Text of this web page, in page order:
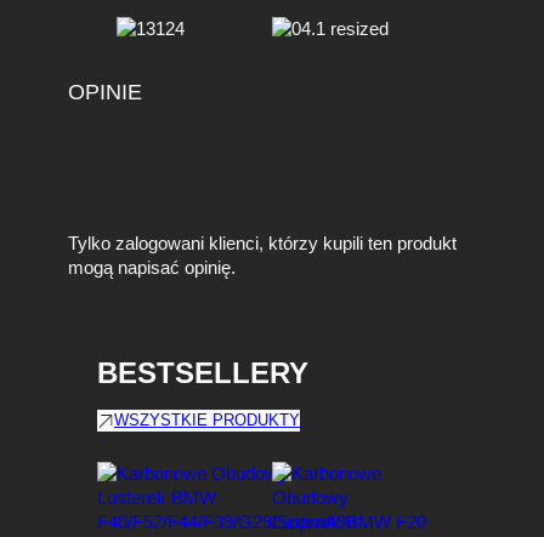
OPINIE
Tylko zalogowani klienci, którzy kupili ten produkt
mogą napisać opinię.
BESTSELLERY
WSZYSTKIE PRODUKTY